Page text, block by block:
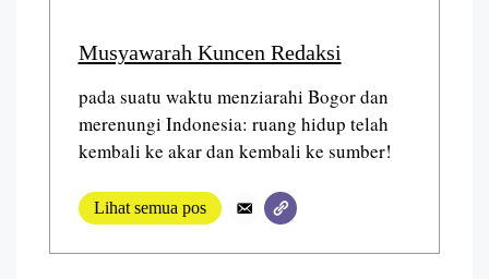
Musyawarah Kuncen Redaksi
pada suatu waktu menziarahi Bogor dan
merenungi Indonesia: ruang hidup telah
kembali ke akar dan kembali ke sumber!
Lihat semua pos